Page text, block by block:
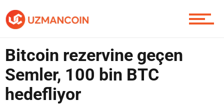
Yazarlardan
Bitcoin rezervine geçen
Semler, 100 bin BTC
hedefliyor